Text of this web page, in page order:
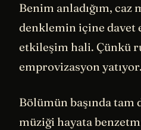
Benim anladığım,
denklemin içine davet
etkileşim hali. Çünkü
emprovizasyon yatıyor.
Bölümün başında tam
müziği hayata